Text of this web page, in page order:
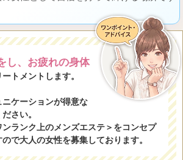
し、お疲れの身体
トメントします。
ケーションが得意な
さい。
ンランク上のメンズエステ＞をコンセプ
で大人の女性を募集しております。